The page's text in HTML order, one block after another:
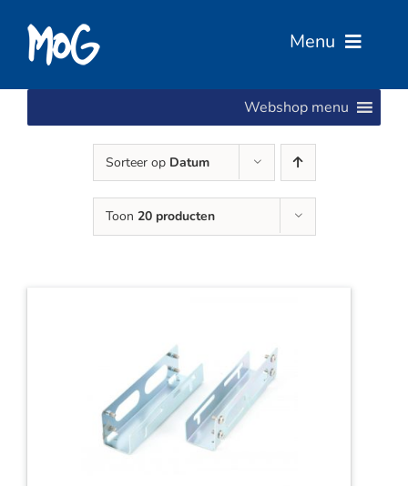
inhoud
Menu
Services
Webshop menu
Sorteer op Datum
Toon 20 producten